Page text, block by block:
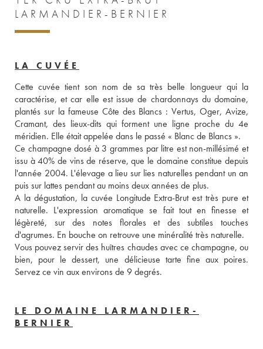
LARMANDIER-BERNIER
LA CUVÉE
Cette cuvée tient son nom de sa très belle longueur qui la
caractérise, et car elle est issue de chardonnays du domaine,
plantés sur la fameuse Côte des Blancs : Vertus, Oger, Avize,
Cramant, des lieux-dits qui forment une ligne proche du 4e
méridien. Elle était appelée dans le passé « Blanc de Blancs ».
Ce champagne dosé à 3 grammes par litre est non-millésimé et
issu à 40% de vins de réserve, que le domaine constitue depuis
l'année 2004. L'élevage a lieu sur lies naturelles pendant un an
puis sur lattes pendant au moins deux années de plus.
A la dégustation, la cuvée Longitude Extra-Brut est très pure et
naturelle. L'expression aromatique se fait tout en finesse et
légèreté, sur des notes florales et des subtiles touches
d'agrumes. En bouche on retrouve une minéralité très naturelle.
Vous pouvez servir des huîtres chaudes avec ce champagne, ou
bien, pour le dessert, une délicieuse tarte fine aux poires.
Servez ce vin aux environs de 9 degrés.
LE DOMAINE LARMANDIER-
BERNIER